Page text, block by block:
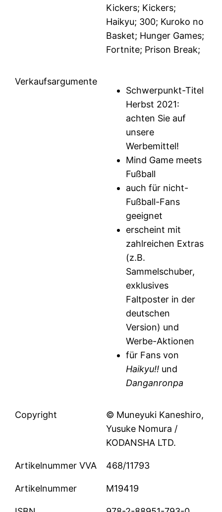
Kickers; Kickers;
Haikyu; 300; Kuroko no
Basket; Hunger Games;
Fortnite; Prison Break;
Verkaufsargumente
Schwerpunkt-Titel
Herbst 2021:
achten Sie auf
unsere
Werbemittel!
Mind Game meets
Fußball
auch für nicht-
Fußball-Fans
geeignet
erscheint mit
zahlreichen Extras
(z.B.
Sammelschuber,
exklusives
Faltposter in der
deutschen
Version) und
Werbe-Aktionen
für Fans von
Haikyu!! und
Danganronpa
Copyright
© Muneyuki Kaneshiro,
Yusuke Nomura /
KODANSHA LTD.
Artikelnummer VVA 468/11793
Artikelnummer M19419